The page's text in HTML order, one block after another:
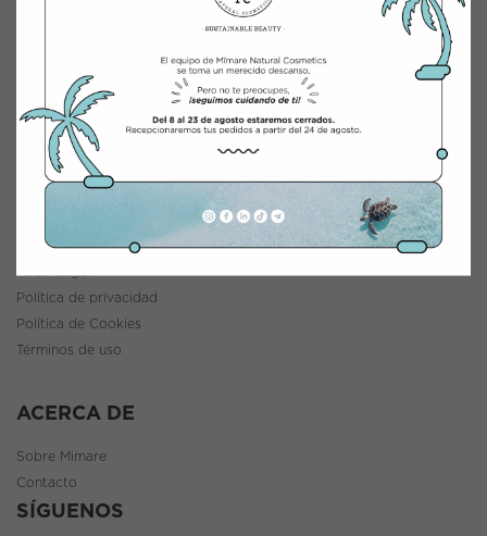
INTEGRACIÓN Y DISTRIBUCIÓN COSMÉTICA
Polígono Industrial Saprelorca, B/111
30817 Lorca (Murcia), España
www.mimarenaturalcosmetics.com
Teléfono:968 47 60 59
INFORMACIÓN
Política de envíos y devoluciones
Política de privacidad
Política de Cookies
Términos de uso
ACERCA DE
Sobre Mimare
Contacto
SÍGUENOS